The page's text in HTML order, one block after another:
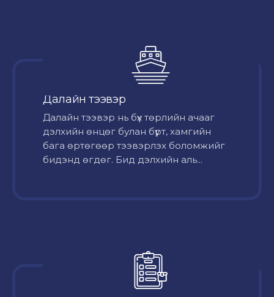
Далайн тээвэр
Далайн тээвэр нь бүх төрлийн ачааг
дэлхийн өнцөг булан бүрт, хамгийн
бага өртөгөөр тээвэрлэх боломжийг
бидэнд өгдөг. Бид дэлхийн аль...